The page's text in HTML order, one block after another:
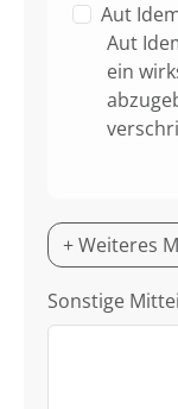
Aut
Aut
ein
+ Weiteres
Sonstige